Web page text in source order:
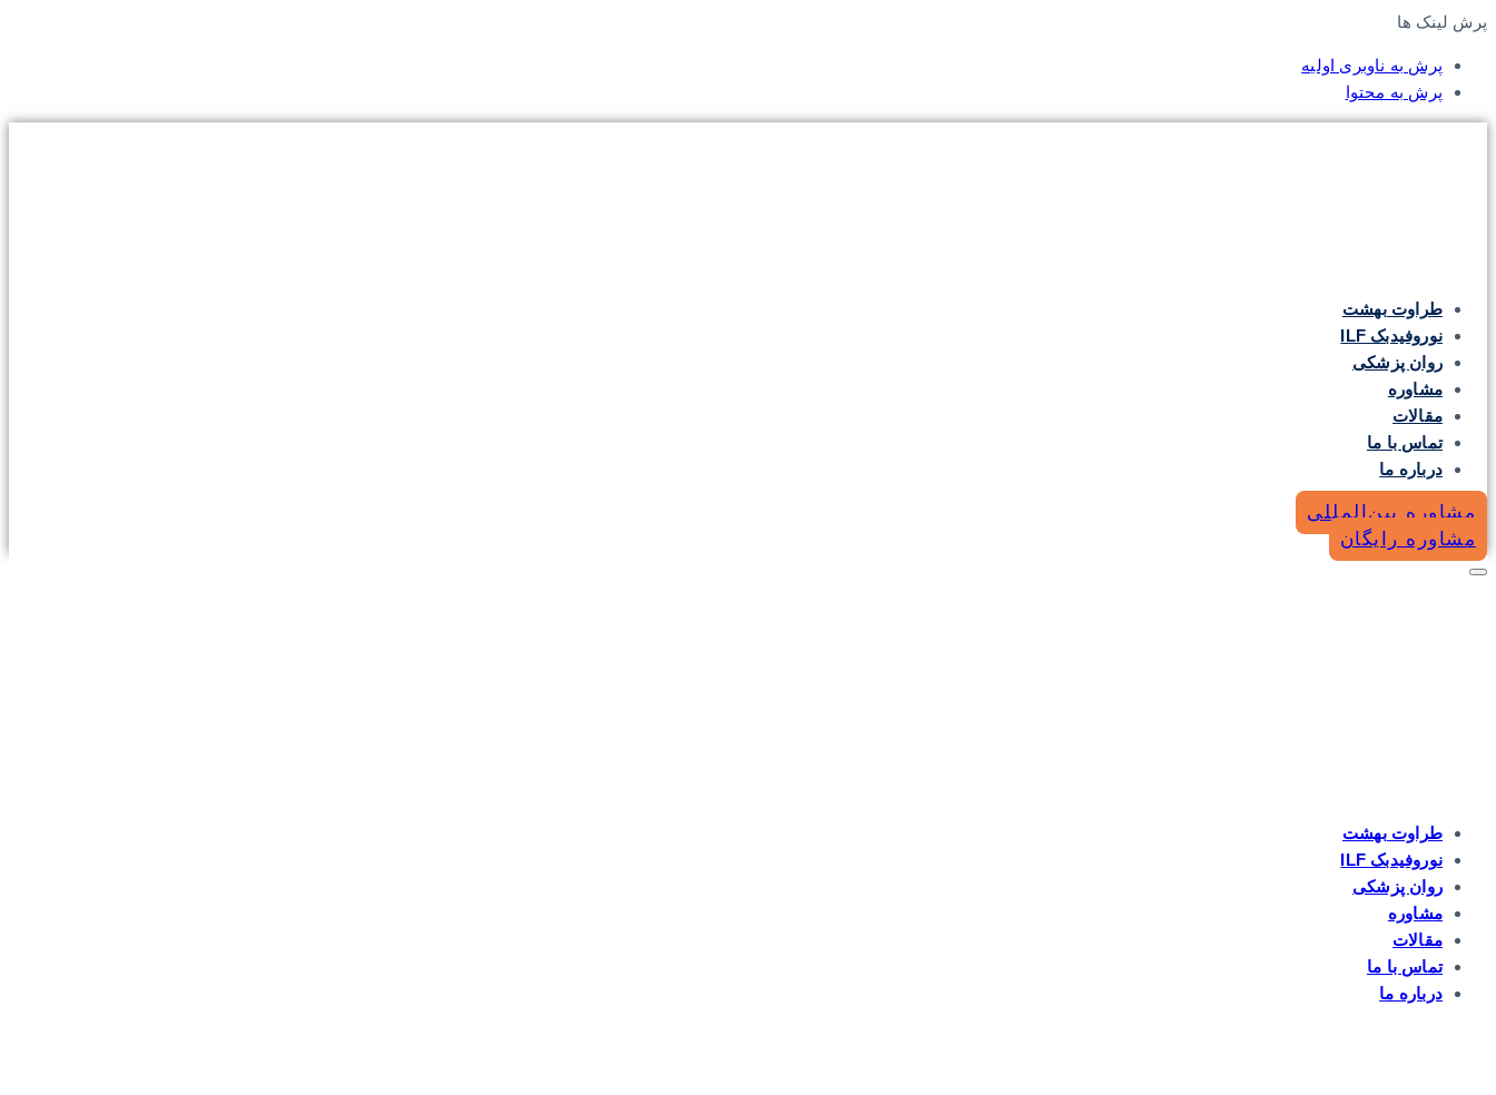
پرش لینک ها
پرش به ناوبری اولیه
پرش به محتوا
طراوت بهشت
نوروفیدبک ILF
روان پزشکی
مشاوره
مقالات
تماس با ما
درباره ما
مشاوره بین‌المللی
مشاوره رایگان
طراوت بهشت
نوروفیدبک ILF
روان پزشکی
مشاوره
مقالات
تماس با ما
درباره ما